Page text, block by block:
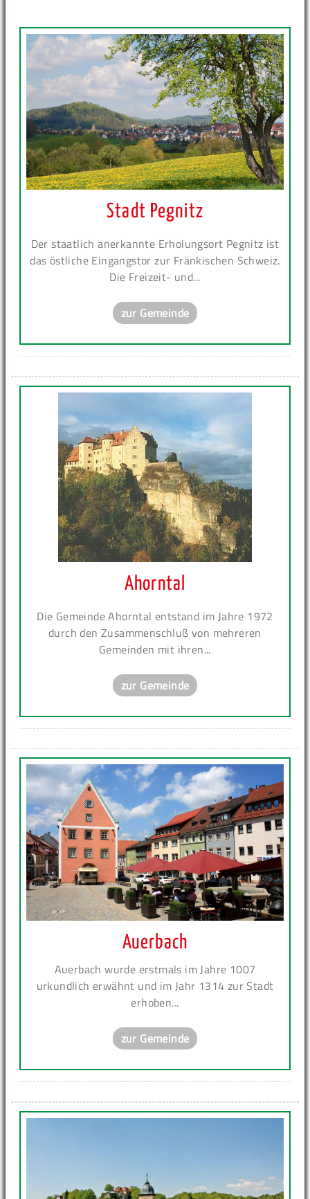
Stadt Pegnitz
Der staatlich anerkannte Erholungsort Pegnitz ist
das östliche Eingangstor zur Fränkischen Schweiz.
Die Freizeit- und...
zur Gemeinde
Ahorntal
Die Gemeinde Ahorntal entstand im Jahre 1972
durch den Zusammenschluß von mehreren
Gemeinden mit ihren...
zur Gemeinde
Auerbach
Auerbach wurde erstmals im Jahre 1007
urkundlich erwähnt und im Jahr 1314 zur Stadt
erhoben...
zur Gemeinde